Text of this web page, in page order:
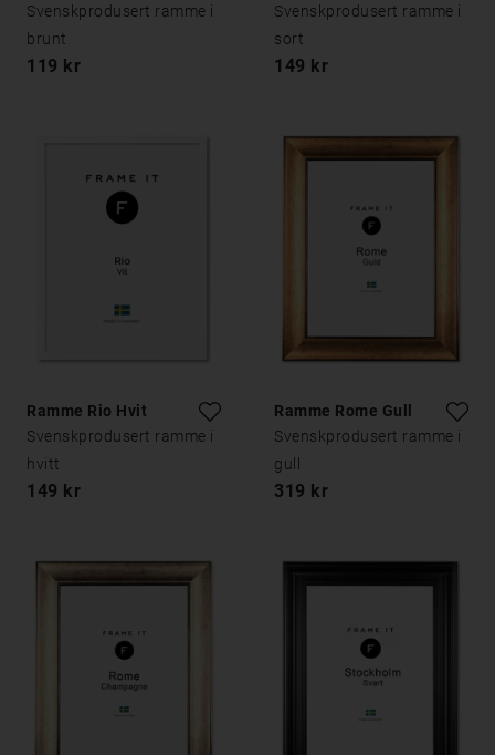
Svenskprodusert ramme i
brunt
119 kr
Svenskprodusert ramme i
sort
149 kr
Ramme Rio Hvit
Svenskprodusert ramme i
hvitt
149 kr
Ramme Rome Gull
Svenskprodusert ramme i
gull
319 kr